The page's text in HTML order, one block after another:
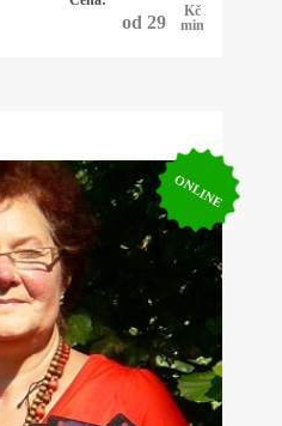
od 29
Kč
min
ONLINE
Jarka
andělský tarot,
automatická kresba,
a také sestavování
se i na Minulé